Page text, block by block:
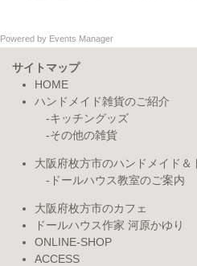
Powered by Events Manager
サイトマップ
HOME
ハンドメイド雑貨のご紹介
キッチングッズ
その他の雑貨
大阪府枚方市のハンドメイド＆
ドールハウス教室のご案内
大阪府枚方市のカフェ
ドールハウス作家 河原かゆり
ONLINE-SHOP
ACCESS